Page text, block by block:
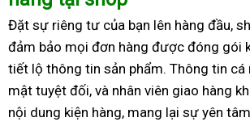
Đặt sự riêng tư của bạn lên hàng đầu,
đảm bảo mọi đơn hàng được đóng gói
tiết lộ thông tin sản phẩm. Thông tin cá
mật tuyệt đối, và nhân viên giao hàng
nội dung kiện hàng, mang lại sự yên